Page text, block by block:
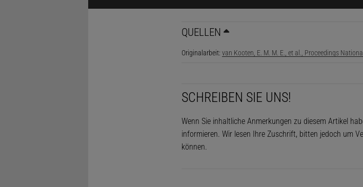
QUELLEN
Originalarbeit: van Kooten, E. M. M. E., et al., Proceedings
SCHREIBEN SIE UNS!
Wenn Sie inhaltliche Anmerkungen zu diesem Artikel
informieren. Wir lesen Ihre Zuschrift, bitten jedoch um
können.